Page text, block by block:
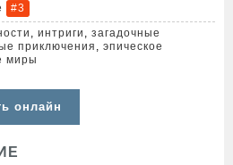
#3
,интриги ,загадочные
приключения ,эпическое
миры
онлайн